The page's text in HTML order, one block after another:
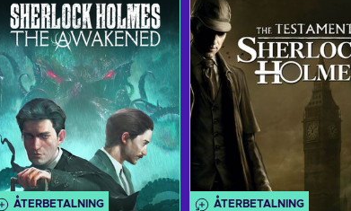
ÅTERBETALNING ÅTERBETALNING